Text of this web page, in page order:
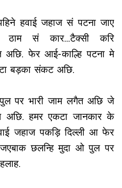
हवाई जहाज सं पटना जाए
सं कार...टैक्सी करि
अछि. फेर आई-काल्हि पटना मे
बड़का संकट अछि.
पर भारी जाम लगैत अछि जे
हमर एकटा जानकार के
जहाज पकड़ि दिल्ली आ फेर
छलन्हि मुदा ओ पुल पर